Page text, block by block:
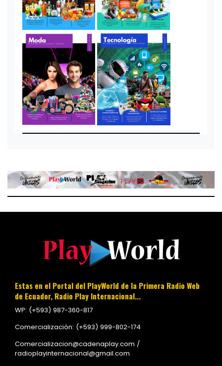
Estas en el Portal del PlayWorld de la Primera Radio Web
de Ecuador, Radio Play Internacional...
WP: (+593) 987-360-817
Comercialización: (+593) 999-802-174
Comercializacion@cadenaplay.com /
radioplayinternacional@gmail.com